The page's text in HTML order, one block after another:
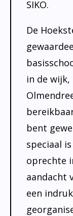
Privacy
SIKO.
De
in de
bent
speciaal
oprechte
aandacht
een